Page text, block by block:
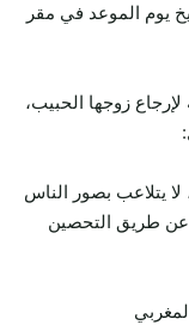
مبلغ 1486 اورو للشيخ يوم الموعد في مقر
زوجها الحبيب،
يتلاعب بصور الناس
عن طريق التحصين